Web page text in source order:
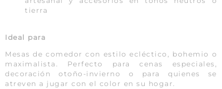
tierra
Ideal para
Mesas de comedor con estilo ecléctico, bohemio o
maximalista. Perfecto para cenas especiales,
decoración otoño-invierno o para quienes se
atreven a jugar con el color en su hogar.